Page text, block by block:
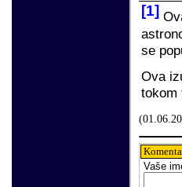
[1]
se
Ova
tokom
(01 06
Vaše